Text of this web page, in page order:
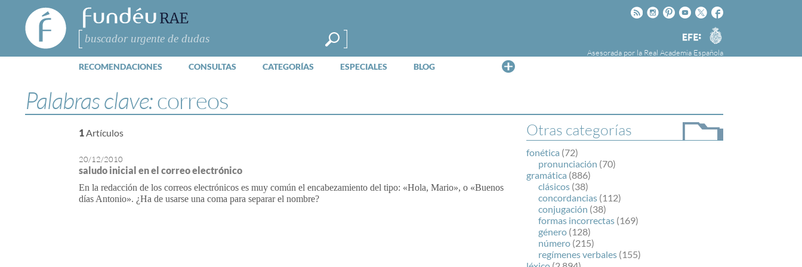
FundéuRAE
- Fundación
del Español
Urgente
Buscar
Facebook
Twitter
Youtube
Pinteres
Instagram
Rss
Agencia
EFE
Asesorada por la Real Academia Española
RECOMENDACIONES CONSULTAS CATEGORÍAS ESPECIALES BLOG
la Agencia Efe y la Real Academia Española,
cuyo objetivo es colaborar con el buen uso del
español en los medios de comunicación y en
Internet.
Palabras clave:correos
Otras categorías
fonética (72)
pronunciación (70)
gramática (886)
clásicos (38)
concordancias (112)
conjugación (38)
formas incorrectas (169)
género (128)
número (215)
regímenes verbales (155)
1Artículos
20/12/2010
saludo inicial en el correo electrónico
En la redacción de los correos electrónicos es muy común el encabezamiento del tipo: «Hola, Mario», o «Buenos
días Antonio». ¿Ha de usarse una coma para separar el nombre?